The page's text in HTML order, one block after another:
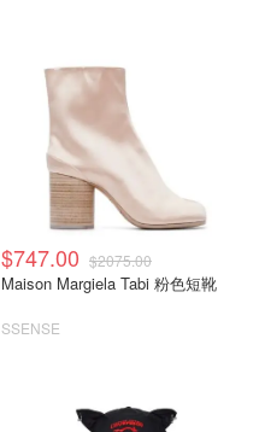
$747.00 $2075.00
Maison Margiela Tabi 粉色短靴
SSENSE